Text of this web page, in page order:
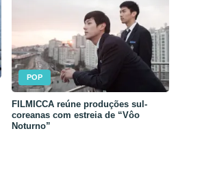
POP
FILMICCA reúne produções sul-
coreanas com estreia de “Vôo
Noturno”